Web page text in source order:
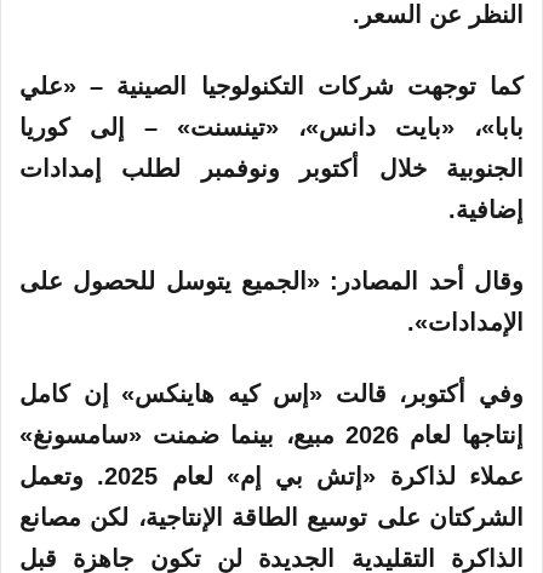
النظر عن السعر.
كما توجهت شركات التكنولوجيا الصينية – «علي
بابا»، «بايت دانس»، «تينسنت» – إلى كوريا
الجنوبية خلال أكتوبر ونوفمبر لطلب إمدادات
إضافية.
وقال أحد المصادر: «الجميع يتوسل للحصول على
الإمدادات».
وفي أكتوبر، قالت «إس كيه هاينكس» إن كامل
إنتاجها لعام 2026 مبيع، بينما ضمنت «سامسونغ»
عملاء لذاكرة «إتش بي إم» لعام 2025. وتعمل
الشركتان على توسيع الطاقة الإنتاجية، لكن مصانع
الذاكرة التقليدية الجديدة لن تكون جاهزة قبل